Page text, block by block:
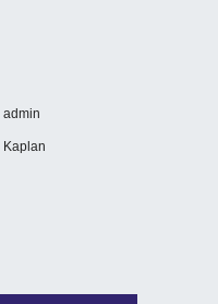
admin
Kaplan